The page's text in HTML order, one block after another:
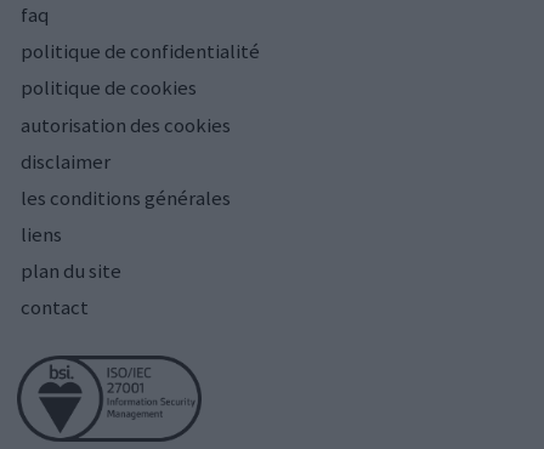
faq
politique de confidentialité
politique de cookies
autorisation des cookies
disclaimer
les conditions générales
liens
plan du site
contact